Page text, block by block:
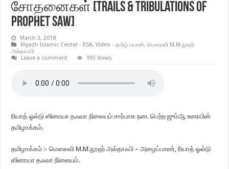
சோதனைகள் [Trails & Tribulations of
Prophet SAW]
March 3, 2018
Riyadh Islamic Center - KSA,Video - தமிழ் பயான்,மௌலவி M.M.நூஹ்
அல்தாஃபி
Leave a comment
993 Views
ரியாத் ஓல்டு ஸினாயா தஃவா நிலையம் சார்பாக நடைபெற்ற ஜும்ஆ உரையின்
தமிழாக்கம்.
தமிழாக்கம் :- மௌலவி M.M.நூஹ் அல்தாஃபி – அழைப்பாளர், ரியாத் ஓல்டு
ஸினாயா தஃவா நிலையம்.